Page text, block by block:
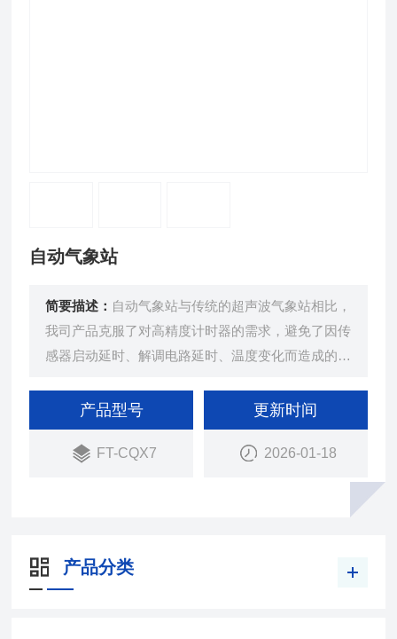
自动气象站
简要描述： 自动气象站与传统的超声波气象站相比，
我司产品克服了对高精度计时器的需求，避免了因传
感器启动延时、解调电路延时、温度变化而造成的测
产品型号
FT-CQX7
更新时间
2026-01-18
产品分类